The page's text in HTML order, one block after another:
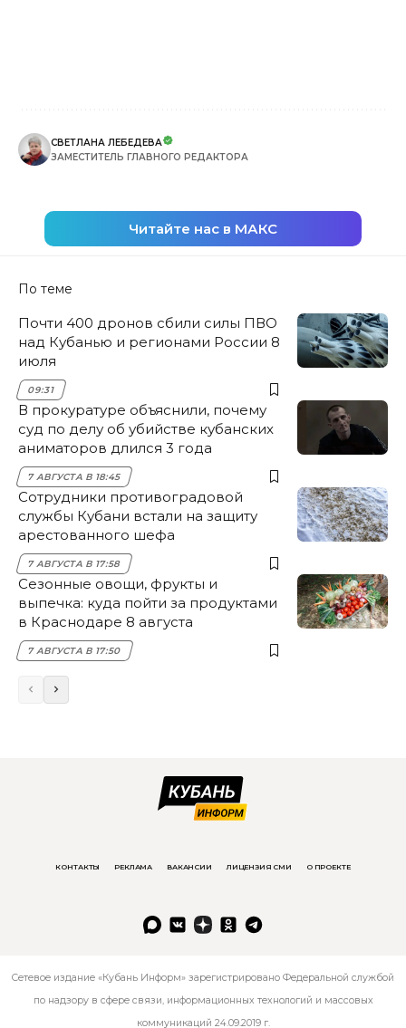
СВЕТЛАНА ЛЕБЕДЕВА
ЗАМЕСТИТЕЛЬ ГЛАВНОГО РЕДАКТОРА
Читайте нас в МАКС
По теме
Почти 400 дронов сбили силы ПВО
над Кубанью и регионами России 8
июля
09:31
В прокуратуре объяснили, почему
суд по делу об убийстве кубанских
аниматоров длился 3 года
7 АВГУСТА В 18:45
Сотрудники противоградовой
службы Кубани встали на защиту
арестованного шефа
7 АВГУСТА В 17:58
Сезонные овощи, фрукты и
выпечка: куда пойти за продуктами
в Краснодаре 8 августа
7 АВГУСТА В 17:50
КОНТАКТЫ РЕКЛАМА ВАКАНСИИ ЛИЦЕНЗИЯ СМИ О ПРОЕКТЕ
Сетевое издание «Кубань Информ» зарегистрировано Федеральной службой
по надзору в сфере связи, информационных технологий и массовых
коммуникаций 24.09.2019 г.